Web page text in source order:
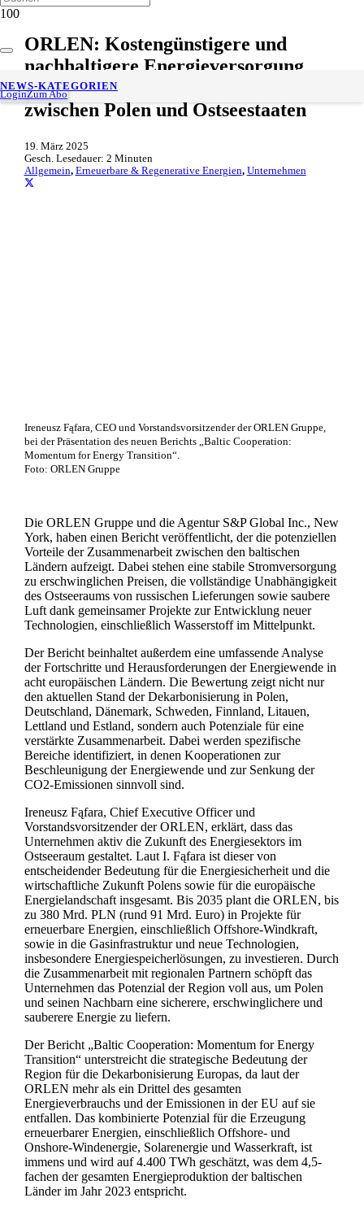
LoginZum Abo
NEWS-KATEGORIEN
ORLEN: Kostengünstigere und
nachhaltigere Energieversorgung
durch engere Energiekooperationen
zwischen Polen und Ostseestaaten
19. März 2025
Gesch. Lesedauer: 2 Minuten
Allgemein, Erneuerbare & Regenerative Energien, Unternehmen
Ireneusz Fąfara, CEO und Vorstandsvorsitzender der ORLEN Gruppe,
bei der Präsentation des neuen Berichts „Baltic Cooperation:
Momentum for Energy Transition“.
Foto: ORLEN Gruppe
Die ORLEN Gruppe und die Agentur S&P Global Inc., New
York, haben einen Bericht veröffentlicht, der die potenziellen
Vorteile der Zusammenarbeit zwischen den baltischen
Ländern aufzeigt. Dabei stehen eine stabile Stromversorgung
zu erschwinglichen Preisen, die vollständige Unabhängigkeit
des Ostseeraums von russischen Lieferungen sowie saubere
Luft dank gemeinsamer Projekte zur Entwicklung neuer
Technologien, einschließlich Wasserstoff im Mittelpunkt.
Der Bericht beinhaltet außerdem eine umfassende Analyse
der Fortschritte und Herausforderungen der Energiewende in
acht europäischen Ländern. Die Bewertung zeigt nicht nur
den aktuellen Stand der Dekarbonisierung in Polen,
Deutschland, Dänemark, Schweden, Finnland, Litauen,
Lettland und Estland, sondern auch Potenziale für eine
verstärkte Zusammenarbeit. Dabei werden spezifische
Bereiche identifiziert, in denen Kooperationen zur
Beschleunigung der Energiewende und zur Senkung der
CO2-Emissionen sinnvoll sind.
Ireneusz Fąfara, Chief Executive Officer und
Vorstandsvorsitzender der ORLEN, erklärt, dass das
Unternehmen aktiv die Zukunft des Energiesektors im
Ostseeraum gestaltet. Laut I. Fąfara ist dieser von
entscheidender Bedeutung für die Energiesicherheit und die
wirtschaftliche Zukunft Polens sowie für die europäische
Energielandschaft insgesamt. Bis 2035 plant die ORLEN, bis
zu 380 Mrd. PLN (rund 91 Mrd. Euro) in Projekte für
erneuerbare Energien, einschließlich Offshore-Windkraft,
sowie in die Gasinfrastruktur und neue Technologien,
insbesondere Energiespeicherlösungen, zu investieren. Durch
die Zusammenarbeit mit regionalen Partnern schöpft das
Unternehmen das Potenzial der Region voll aus, um Polen
und seinen Nachbarn eine sicherere, erschwinglichere und
sauberere Energie zu liefern.
Der Bericht „Baltic Cooperation: Momentum for Energy
Transition“ unterstreicht die strategische Bedeutung der
Region für die Dekarbonisierung Europas, da laut der
ORLEN mehr als ein Drittel des gesamten
Energieverbrauchs und der Emissionen in der EU auf sie
entfallen. Das kombinierte Potenzial für die Erzeugung
erneuerbarer Energien, einschließlich Offshore- und
Onshore-Windenergie, Solarenergie und Wasserkraft, ist
immens und wird auf 4.400 TWh geschätzt, was dem 4,5-
fachen der gesamten Energieproduktion der baltischen
Länder im Jahr 2023 entspricht.